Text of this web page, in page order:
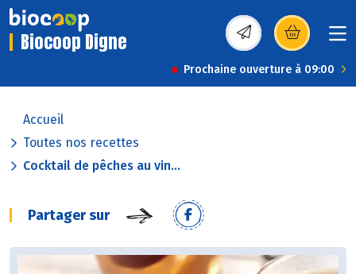
Biocoop Digne (s’ouvre dans une
Prochaine ouverture à 09:00
Accueil
Toutes nos recettes
Cocktail de pêches au vin...
Partager sur